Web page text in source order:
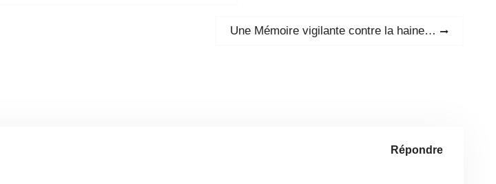
Next
Une Mémoire vigilante contre la haine…
Répondre